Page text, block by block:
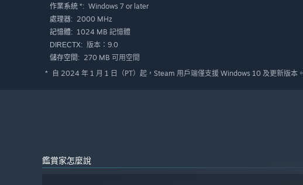
作業系統 *: Windows 7 or later
處理器: 2000 MHz
記憶體: 1024 MB 記憶體
DIRECTX: 版本：9.0
儲存空間: 270 MB 可用空間
* 自 2024 年 1 月 1 日（PT）起，Steam 用戶端僅支援 Windows 10 及更新版本。
鑑賞家怎麼說